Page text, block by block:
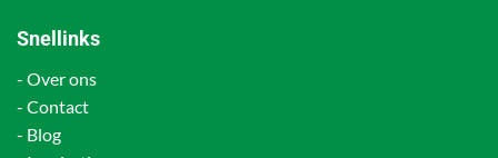
Snellinks
- Over ons
- Contact
- Blog